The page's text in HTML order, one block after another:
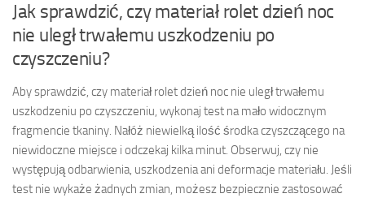
Jak sprawdzić, czy materiał rolet dzień noc
nie uległ trwałemu uszkodzeniu po
czyszczeniu?
Aby sprawdzić, czy materiał rolet dzień noc nie uległ trwałemu
uszkodzeniu po czyszczeniu, wykonaj test na mało widocznym
fragmencie tkaniny. Nałóż niewielką ilość środka czyszczącego na
niewidoczne miejsce i odczekaj kilka minut. Obserwuj, czy nie
występują odbarwienia, uszkodzenia ani deformacje materiału. Jeśli
test nie wykaże żadnych zmian, możesz bezpiecznie zastosować